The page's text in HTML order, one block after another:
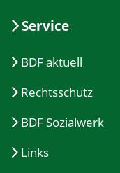
Service
BDF aktuell
Rechtsschutz
BDF Sozialwerk
Links